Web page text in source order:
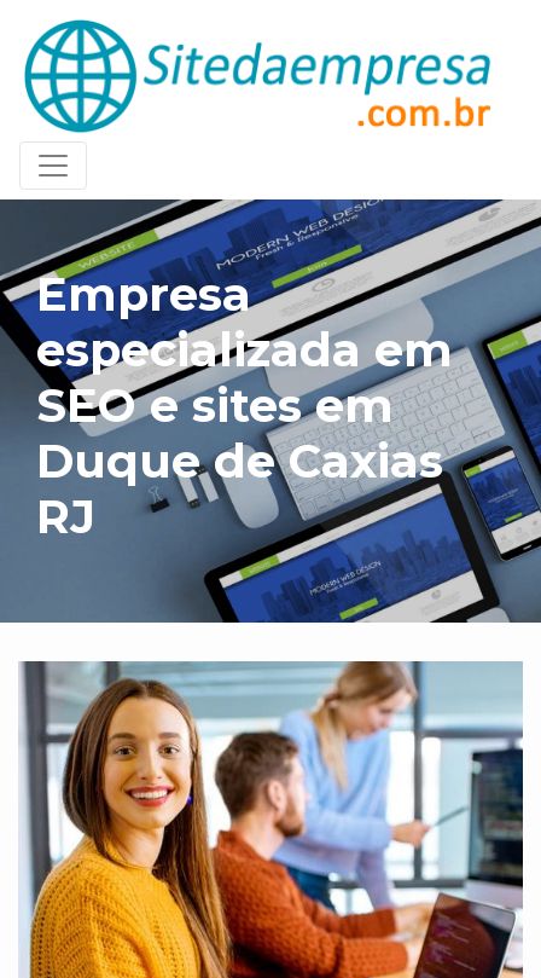
Empresa
especializada em
SEO e sites em
Duque de Caxias
RJ